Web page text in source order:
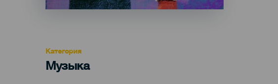
Категория
Categoría
del
Музыка